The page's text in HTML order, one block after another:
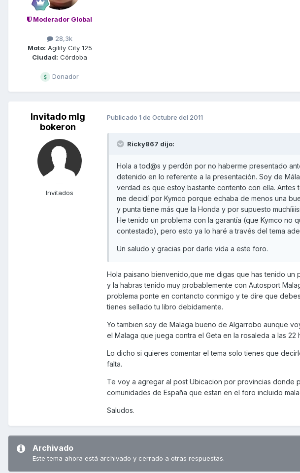
Moderador Global
28,3k
Moto: Agility City 125
Ciudad: Córdoba
Donador
Invitado mlg
bokeron
Invitados
Publicado 1 de Octubre del 2011
Ricky867 dijo:
Hola a tod@s y perdón por no haberme presentado
detenido en lo referente a la presentación. Soy de
verdad es que estoy bastante contento con ella. Antes
me decidí por Kymco porque echaba de menos una
y punta tiene más que la Honda y por supuesto
He tenido un problema con la garantía (que Kymco no
contestado), pero esto ya lo haré a través del tema
Un saludo y gracias por darle vida a este foro.
Hola paisano bienvenido,que me digas que has tenido
y la habras tenido muy probablemente con Autosport
problema ponte en contancto conmigo y te dire que
tienes sellado tu libro debidamente.
Yo tambien soy de Malaga bueno de Algarrobo aunque
el Malaga que juega contra el Geta en la rosaleda a las
Lo dicho si quieres comentar el tema solo tienes que
falta.
Te voy a agregar al post Ubicacion por provincias donde
comunidades de España que estan en el foro incluido
Saludos.
Archivado
Este tema ahora está archivado y cerrado a otras respuestas.